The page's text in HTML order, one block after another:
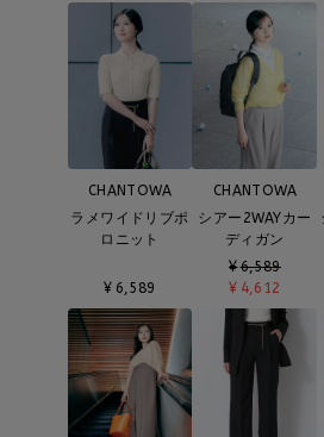
CHANTOWA
ラメワイドリブポ
ロニット
¥ 6,589
CHANTOWA
シアー2WAYカー
ディガン
¥6,589
¥ 4,612